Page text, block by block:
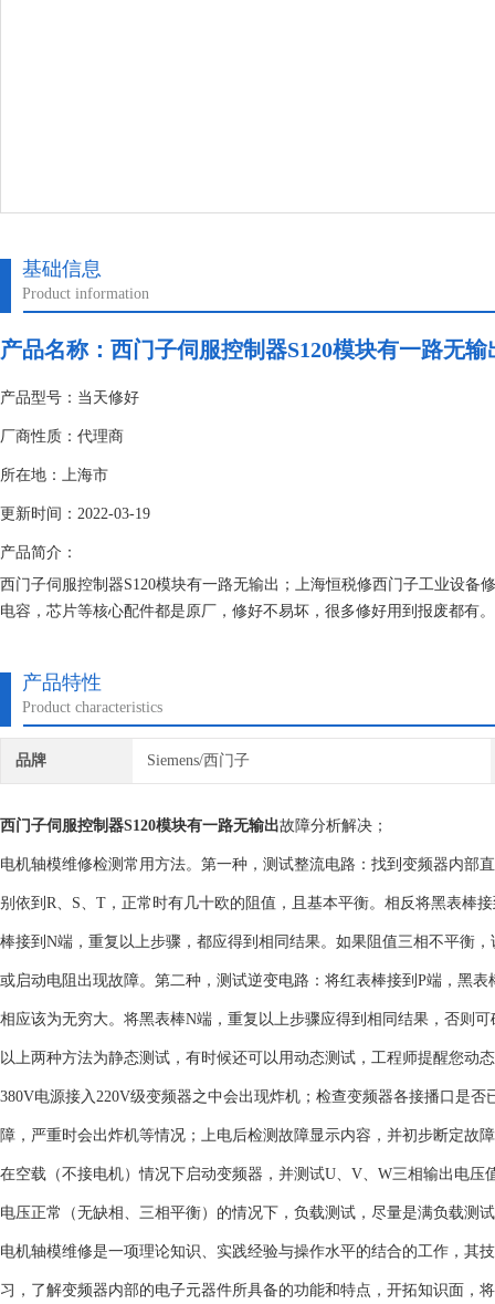
基础信息
Product information
产品名称： 西门子伺服控制器S120模块有一路无输
产品型号：当天修好
厂商性质：代理商
所在地：上海市
更新时间：2022-03-19
产品简介：
西门子伺服控制器S120模块有一路无输出；上海恒税修西门子工业设
电容，芯片等核心配件都是原厂，修好不易坏，很多修好用到报废都有
产品特性
Product characteristics
品牌 Siemens/西门子
西门子伺服控制器S120模块有一路无输出故障分析解决；
电机轴模维修检测常用方法。第一种，测试整流电路：找到变频器内部
别依到R、S、T，正常时有几十欧的阻值，且基本平衡。相反将黑表棒
棒接到N端，重复以上步骤，都应得到相同结果。如果阻值三相不平衡
或启动电阻出现故障。第二种，测试逆变电路：将红表棒接到P端，黑
相应该为无穷大。将黑表棒N端，重复以上步骤应得到相同结果，否则
以上两种方法为静态测试，有时候还可以用动态测试，工程师提醒您动
380V电源接入220V级变频器之中会出现炸机；检查变频器各接播口是
障，严重时会出炸机等情况；上电后检测故障显示内容，并初步断定故
在空载（不接电机）情况下启动变频器，并测试U、V、W三相输出电
电压正常（无缺相、三相平衡）的情况下，负载测试，尽量是满负载测
电机轴模维修是一项理论知识、实践经验与操作水平的结合的工作，其
习，了解变频器内部的电子元器件所具备的功能和特点，开拓知识面